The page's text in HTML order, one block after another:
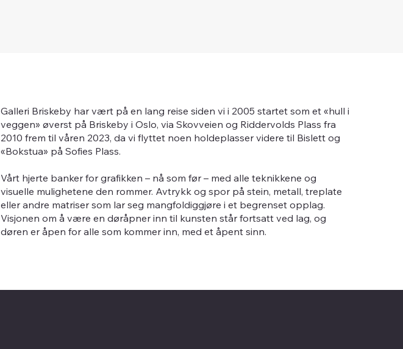
Galleri Briskeby har vært på en lang reise siden vi i 2005 startet som et «hull i
veggen» øverst på Briskeby i Oslo, via Skovveien og Riddervolds Plass fra
2010 frem til våren 2023, da vi flyttet noen holdeplasser videre til Bislett og
«Bokstua» på Sofies Plass.
Vårt hjerte banker for grafikken – nå som før – med alle teknikkene og
visuelle mulighetene den rommer. Avtrykk og spor på stein, metall, treplate
eller andre matriser som lar seg mangfoldiggjøre i et begrenset opplag.
Visjonen om å være en døråpner inn til kunsten står fortsatt ved lag, og
døren er åpen for alle som kommer inn, med et åpent sinn.